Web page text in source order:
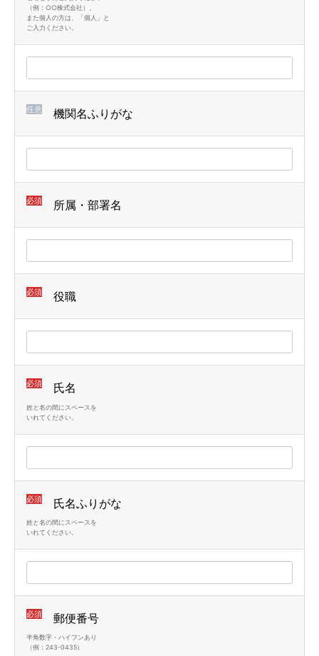
（例：○○株式会社）。
また個人の方は、「個人」と
ご入力ください。
任意 機関名ふりがな
必須 所属・部署名
必須 役職
必須 氏名
姓と名の間にスペースを
いれてください。
必須 氏名ふりがな
姓と名の間にスペースを
いれてください。
必須 郵便番号
半角数字・ハイフンあり
（例：243-0435）